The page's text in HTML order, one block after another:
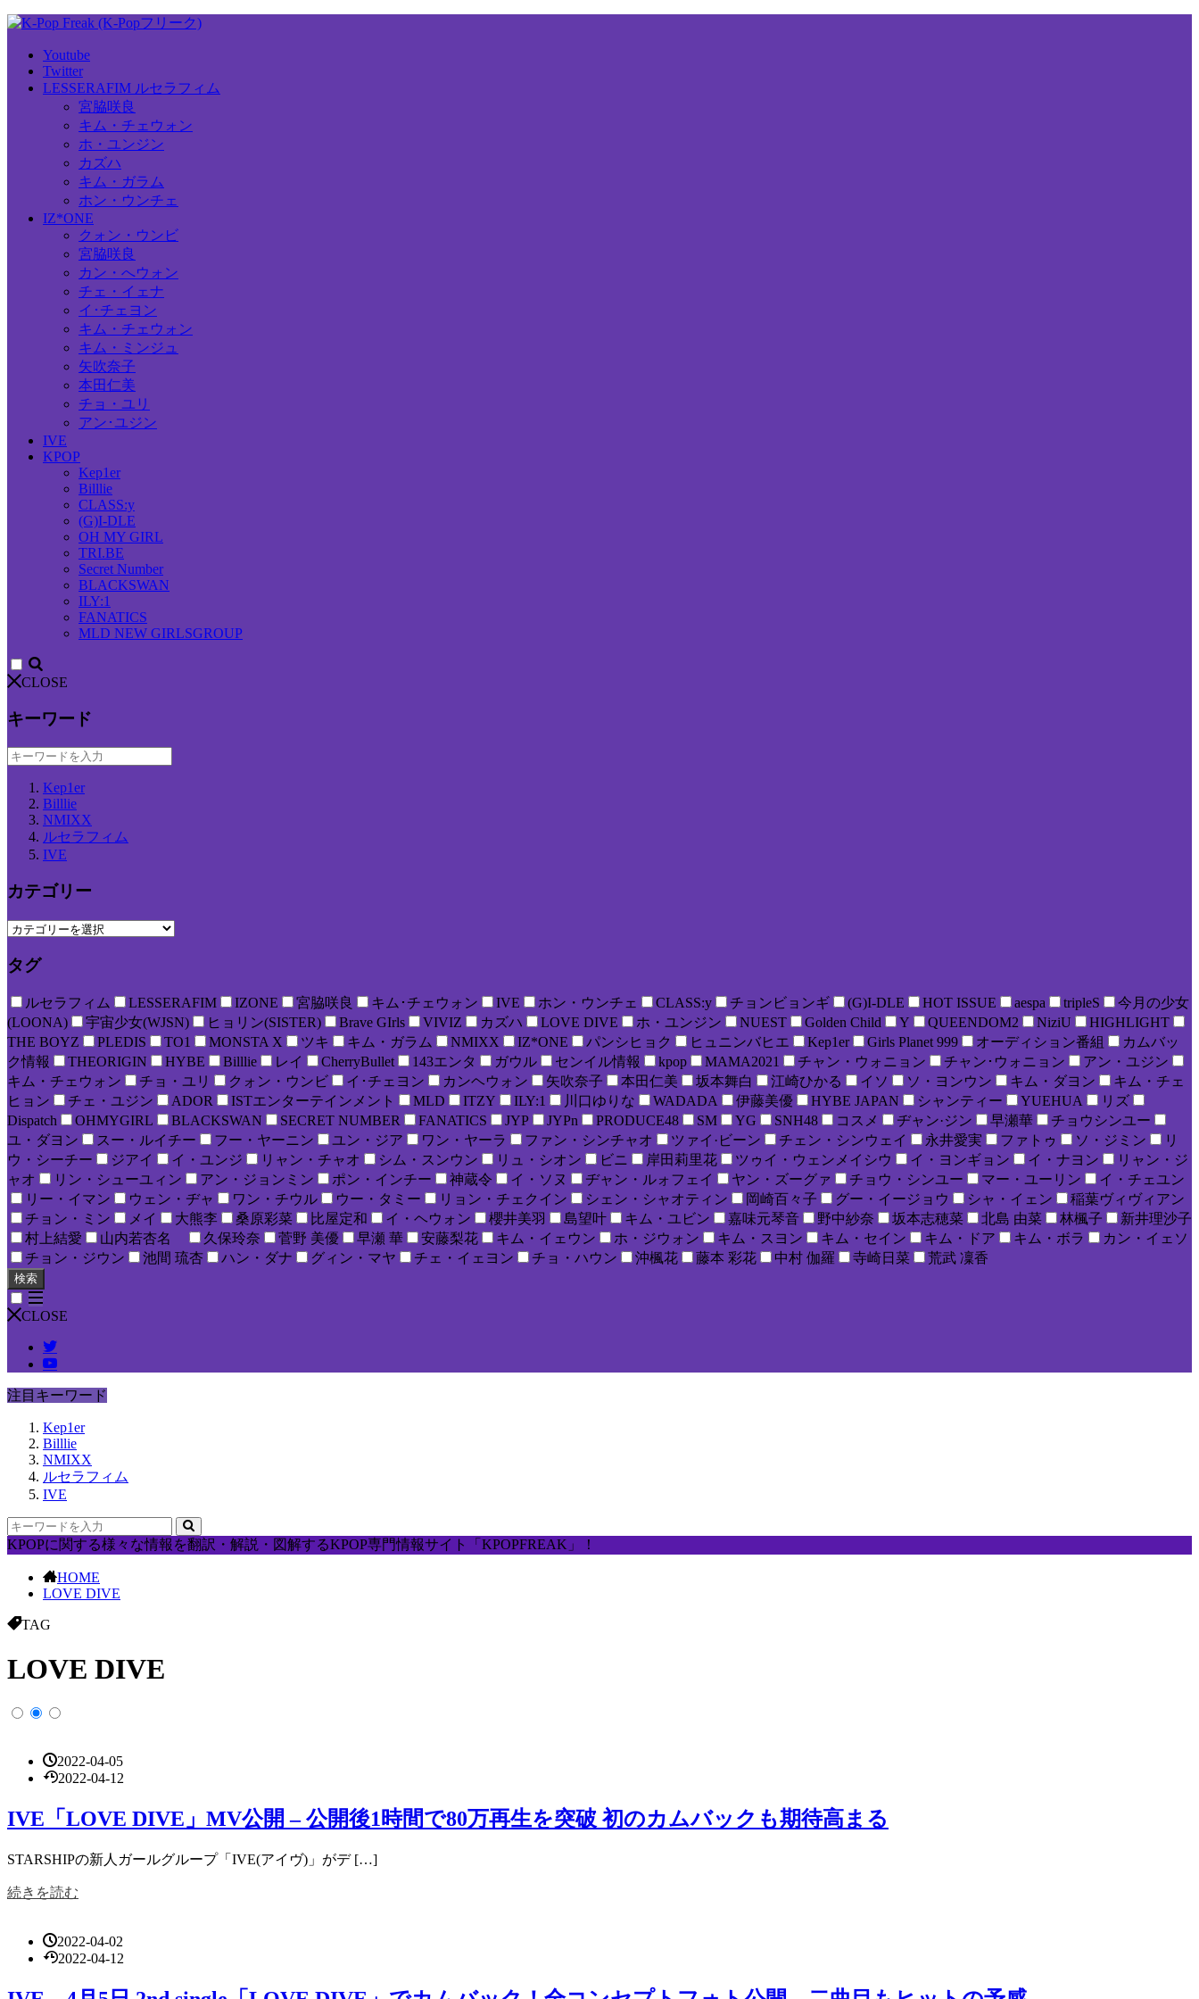
Youtube
Twitter
LESSERAFIM ルセラフィム
宮脇咲良
キム・チェウォン
ホ・ユンジン
カズハ
キム・ガラム
ホン・ウンチェ
IZ*ONE
クォン・ウンビ
宮脇咲良
カン・へウォン
チェ・イェナ
イ･チェヨン
キム・チェウォン
キム・ミンジュ
矢吹奈子
本田仁美
チョ・ユリ
アン･ユジン
IVE
KPOP
Kep1er
Billlie
CLASS:y
(G)I-DLE
OH MY GIRL
TRI.BE
Secret Number
BLACKSWAN
ILY:1
FANATICS
MLD NEW GIRLSGROUP
CLOSE
キーワード
Kep1er
Billlie
NMIXX
ルセラフィム
IVE
カテゴリー
タグ
ルセラフィム LESSERAFIM IZONE 宮脇咲良 キム･チェウォン IVE ホン・ウンチェ CLASS:y チョンビョンギ (G)I-DLE HOT ISSUE aespa tripleS
今月の少女
(LOONA)
宇宙少女(WJSN) ヒョリン(SISTER) Brave GIrls VIVIZ カズハ LOVE DIVE ホ・ユンジン NUEST Golden Child Y QUEENDOM2 NiziU
HIGHLIGHT
THE BOYZ
PLEDIS TO1 MONSTA X ツキ キム・ガラム NMIXX IZ*ONE パンシヒョク ヒュニンバヒエ Kep1er Girls Planet 999 オーディション番組
カムバッ
ク情報
THEORIGIN HYBE Billlie レイ CherryBullet 143エンタ ガウル センイル情報 kpop MAMA2021 チャン・ウォニョン チャン･ウォニョン
アン・ユジン
キム・チェウォン
チョ・ユリ クォン・ウンビ イ･チェヨン カンヘウォン 矢吹奈子 本田仁美 坂本舞白 江崎ひかる イソ ソ・ヨンウン キム・ダヨン
キム・チェ
ヒョン
チェ・ユジン ADOR ISTエンターテインメント MLD ITZY ILY:1 川口ゆりな WADADA 伊藤美優 HYBE JAPAN シャンティー YUEHUA
リズ
Dispatch
OHMYGIRL BLACKSWAN SECRET NUMBER FANATICS JYP JYPn PRODUCE48 SM YG SNH48 コスメ ヂャン·ジン 早瀬華
チョウシンユー
ユ・ダヨン
スー・ルイチー フー・ヤーニン ユン・ジア ワン・ヤーラ ファン・シンチャオ ツァイ·ビーン チェン・シンウェイ 永井愛実 ファトゥ ソ・ジミン
リ
ウ・シーチー
ジアイ イ・ユンジ リャン・チャオ シム・スンウン リュ・シオン ビニ 岸田莉里花 ツゥイ・ウェンメイシウ イ・ヨンギョン イ・ナヨン
リャン・ジ
ャオ
リン・シューユィン アン・ジョンミン ポン・インチー 神蔵令 イ・ソヌ ヂャン・ルォフェイ ヤン・ズーグァ チョウ・シンユー マー・ユーリン
イ・チェユン
リー・イマン
ウェン・ヂャ ワン・チウル ウー・タミー リョン・チェクイン シェン・シャオティン 岡崎百々子 グー・イージョウ シャ・イェン
稲葉ヴィヴィアン
チョン・ミン
メイ 大熊李 桑原彩菜 比屋定和 イ・ヘウォン 櫻井美羽 島望叶 キム・ユビン 嘉味元琴音 野中紗奈 坂本志穂菜 北島 由菜 林楓子
新井理沙子
村上結愛
山内若杏名 久保玲奈 菅野 美優 早瀬 華 安藤梨花 キム・イェウン ホ・ジウォン キム・スヨン キム・セイン キム・ドア キム・ボラ
カン・イェソ
チョン・ジウン
池間 琉杏 ハン・ダナ グィン・マヤ チェ・イェヨン チョ・ハウン 沖楓花 藤本 彩花 中村 伽羅 寺崎日菜 荒武 凜香
検索
CLOSE
注目キーワード
Kep1er
Billlie
NMIXX
ルセラフィム
IVE
KPOPに関する様々な情報を翻訳・解説・図解するKPOP専門情報サイト「KPOPFREAK」！
HOME
LOVE DIVE
TAG
LOVE DIVE
2022-04-05
2022-04-12
IVE「LOVE DIVE」MV公開 – 公開後1時間で80万再生を突破 初のカムバックも期待高まる
STARSHIPの新人ガールグループ「IVE(アイヴ)」がデ […]
続きを読む
2022-04-02
2022-04-12